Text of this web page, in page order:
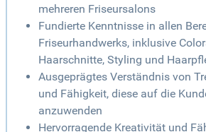
mehreren Friseursalons
Fundierte Kenntnisse in allen
Friseurhandwerks, inklusive
Haarschnitte, Styling und
Ausgeprägtes Verständnis von
und Fähigkeit, diese auf die
anzuwenden
Hervorragende Kreativität und